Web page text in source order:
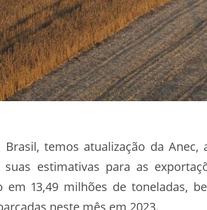
Brasil, temos atualização da
suas estimativas para as
em 13,49 milhões de toneladas,
neste mês em 2023.